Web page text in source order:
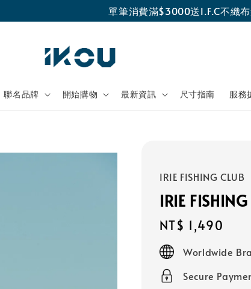
單筆消費滿$3000送I.F.C不織布袋乙個
聯名品牌 開始購物 最新資訊 尺寸指南 服務
IRIE FISHING CLUB
IRIE
Regular
price
NT$ 1,490
Worldwide
Secure